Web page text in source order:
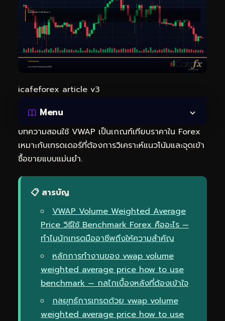
icafeforex article v3
Menu
บทความสอนใช้ VWAP เป็นเกณฑ์เทียบราคาใน Forex
เหมาะกับเทรดเดอร์ที่ต้องการวิเคราะห์แนวโน้มและจุดเข้า
ซื้อขายแบบแม่นยำ.
📋 สารบัญ
VWAP Volume Weighted Average
Price วิธีใช้ Benchmark Forex คืออะไร —
ทำไมนักเทรดมืออาชีพถึงให้ความสำคัญ
หลักการทำงานของ vwap volume
weighted average price how to use
benchmark — กลไกเบื้องหลังที่ต้องเข้าใจ
กลยุทธ์การเทรดด้วย vwap volume
weighted average price how to use